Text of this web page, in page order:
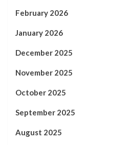
February 2026
January 2026
December 2025
November 2025
October 2025
September 2025
August 2025